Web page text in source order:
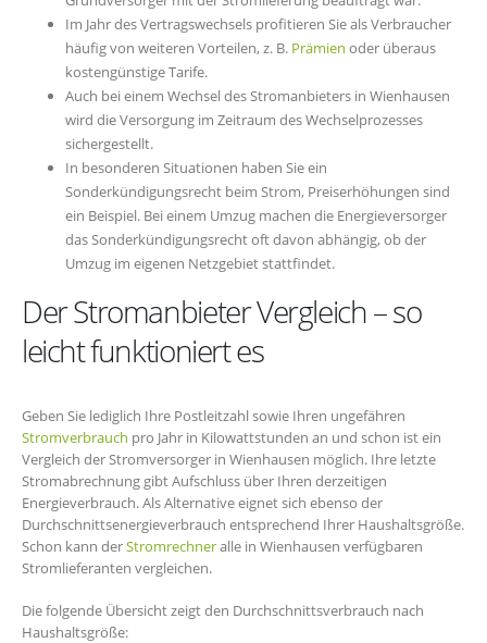
Im Jahr des Vertragswechsels profitieren Sie als Verbraucher
häufig von weiteren Vorteilen, z. B. Prämien oder überaus
kostengünstige Tarife.
Auch bei einem Wechsel des Stromanbieters in Wienhausen
wird die Versorgung im Zeitraum des Wechselprozesses
sichergestellt.
In besonderen Situationen haben Sie ein
Sonderkündigungsrecht beim Strom, Preiserhöhungen sind
ein Beispiel. Bei einem Umzug machen die Energieversorger
das Sonderkündigungsrecht oft davon abhängig, ob der
Umzug im eigenen Netzgebiet stattfindet.
Der Stromanbieter Vergleich – so
leicht funktioniert es
Geben Sie lediglich Ihre Postleitzahl sowie Ihren ungefähren
Stromverbrauch pro Jahr in Kilowattstunden an und schon ist ein
Vergleich der Stromversorger in Wienhausen möglich. Ihre letzte
Stromabrechnung gibt Aufschluss über Ihren derzeitigen
Energieverbrauch. Als Alternative eignet sich ebenso der
Durchschnittsenergieverbrauch entsprechend Ihrer Haushaltsgröße.
Schon kann derStromrechneralle in Wienhausen verfügbaren
Stromlieferanten vergleichen.
Die folgende Übersicht zeigt den Durchschnittsverbrauch nach
Haushaltsgröße: